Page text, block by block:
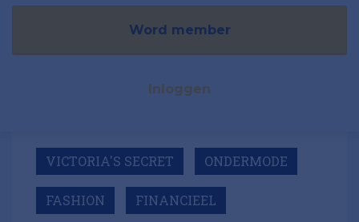
Word member
Inloggen
VICTORIA'S SECRET ONDERMODE
FASHION FINANCIEEL